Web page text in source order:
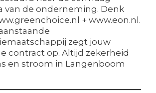
van de onderneming. Denk
+ www.eon.nl.
zegt jouw
contract op. Altijd zekerheid
en stroom in Langenboom